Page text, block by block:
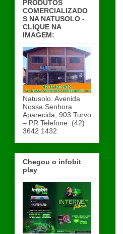
PRODUTOS
COMERCIALIZADO
S NA NATUSOLO -
CLIQUE NA
IMAGEM:
Natusolo: Avenida
Nossa Senhora
Aparecida, 903 Turvo
– PR Telefone: (42)
3642 1432.
Chegou o infobit
play